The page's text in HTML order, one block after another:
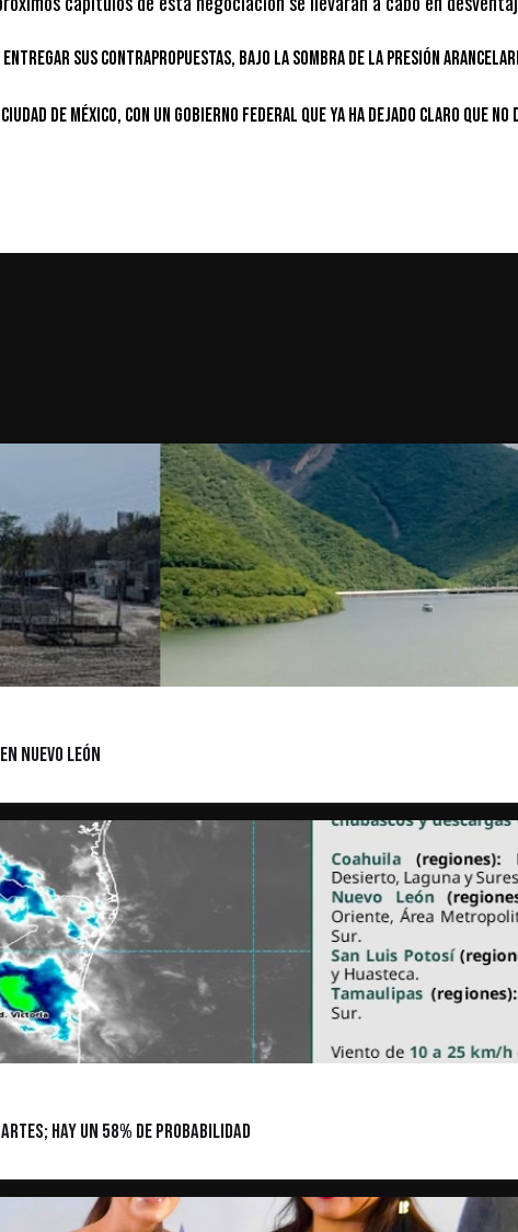
entregar sus contrapropuestas, bajo la sombra de la presión
de México, con un gobierno federal que ya ha dejado claro que
Nuevo León
hay un 58% de probabilidad